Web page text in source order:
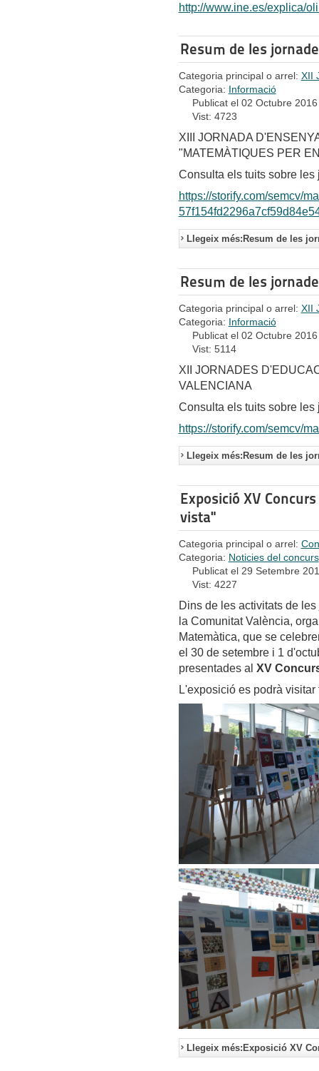
http://www.ine.es/explica/
Resum de les
Categoria principal o arrel: XII
Categoria: Informació
Publicat el 02 Octubre 2016
Vist: 4723
XIII JORNADA
"MATEMÀTIQUES PER
Consulta els tuits sobre
https://storify.com/semcv/
Llegeix més:Resum de les
Resum de les
Categoria principal o arrel: XII
Categoria: Informació
Publicat el 02 Octubre 2016
Vist: 5114
XII JORNADES
VALENCIANA
Consulta els tuits sobre
https://storify.com/semcv/
Llegeix més:Resum de les
Exposició XV
vista"
Categoria principal o arrel:
Categoria: Noticies del concurs
Publicat el 29 Setembre
Vist: 4227
Dins de les activitats de les
la Comunitat València,
Matemàtica, que se
el 30 de setembre i 1
presentades al XV
L'exposició es podrà
Llegeix més:Exposició XV